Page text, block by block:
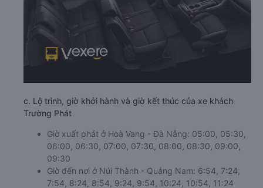
c. Lộ trình, giờ khởi hành và giờ kết thúc của xe khách
Trường Phát
Giờ xuất phát ở Hoà Vang - Đà Nẵng: 05:00, 05:30,
06:00, 06:30, 07:00, 07:30, 08:00, 08:30, 09:00,
09:30
Giờ đến nơi ở Núi Thành - Quảng Nam: 6:54, 7:24,
7:54, 8:24, 8:54, 9:24, 9:54, 10:24, 10:54, 11:24